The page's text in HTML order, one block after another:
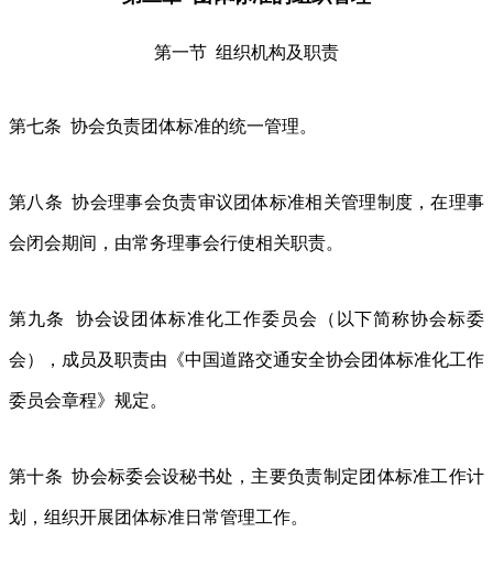
第一节 组织机构及职责
第七条 协会负责团体标准的统一管理。
第八条 协会理事会负责审议团体标准相关管理制度，在理事
会闭会期间，由常务理事会行使相关职责。
第九条 协会设团体标准化工作委员会（以下简称协会标委
会），成员及职责由《中国道路交通安全协会团体标准化工作
委员会章程》规定。
第十条 协会标委会设秘书处，主要负责制定团体标准工作计
划，组织开展团体标准日常管理工作。